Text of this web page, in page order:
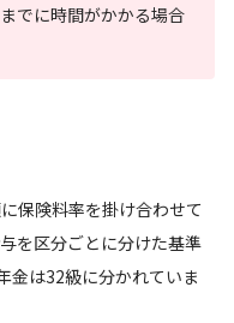
でに時間がかかる場合
保険料率を掛け合わせて
を区分ごとに分けた基準
金は32級に分かれていま